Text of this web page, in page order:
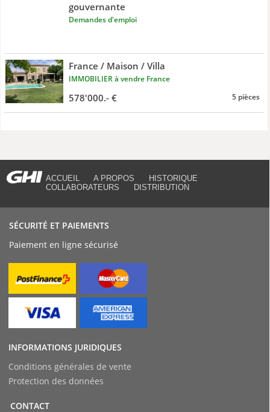
gouvernante
Demandes d'emploi
France / Maison / Villa
IMMOBILIER à vendre France
578'000.- € 5 pièces
ACCUEIL A PROPOS
HISTORIQUE
COLLABORATEURS
DISTRIBUTION
SÉCURITÉ ET PAIEMENTS
Paiement en ligne sécurisé
INFORMATIONS JURIDIQUES
Conditions générales de vente
Protection des données
CONTACT